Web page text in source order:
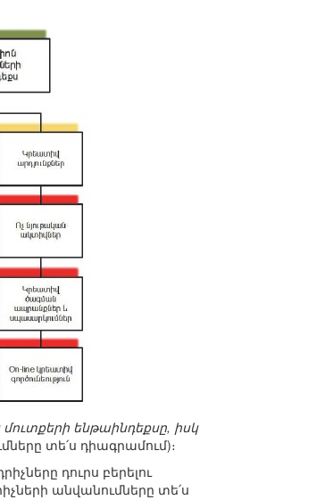
ենթաինդեքսը, իսկ
տե՛ս դիագրամում)։
դուրս բերելու
անվանումները տե՛ս